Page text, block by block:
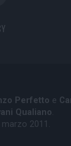
Perfetto e
Qualiano.
marzo 2011.